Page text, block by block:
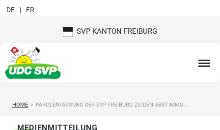
SVP KANTON FREIBURG
DE FR
HOME > PAROLENFASSUNG DER SVP FREIBURG ZU DEN ABSTIMMU...
MEDIENMITTEILUNG